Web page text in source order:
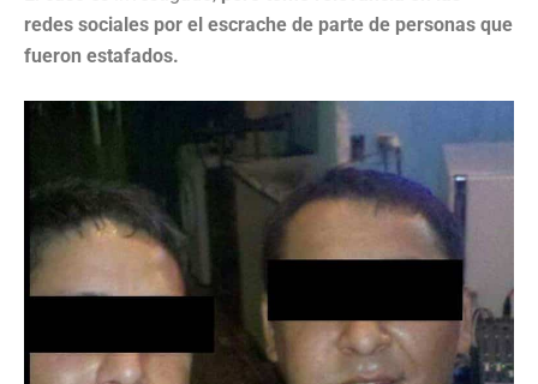
redes sociales por el escrache de parte de personas que
fueron estafados.